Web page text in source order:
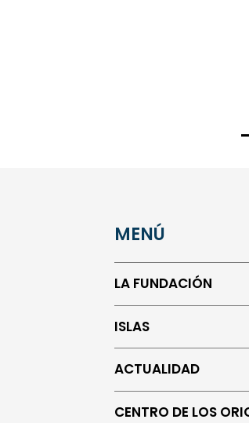
MENÚ
LA FUNDACIÓN
ISLAS
ACTUALIDAD
CENTRO DE LOS